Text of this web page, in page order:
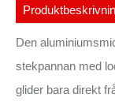
Den
stekpannan med
glider bara direkt